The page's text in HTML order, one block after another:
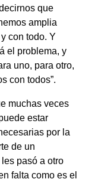
que
amplia
con todo. Y
el problema, y
uno, para otro,
con todos”.
muchas veces
estar
por la
de un
pasó a otro
falta como es el